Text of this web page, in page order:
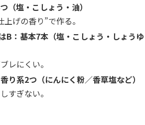
（塩・こしょう・油）
げの香り”で作る。
B：基本7本（塩・こしょう・しょう
レにくい。
り系2つ（にんにく粉／香草塩など）
すぎない。